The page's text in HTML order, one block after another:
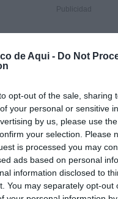
de Aqui - Do Not
opt-out of the sale, sharing
your personal or sensitive
by us, please use
your selection. Please
is processed you may
ads based on personal
information disclosed to
You may separately opt-out